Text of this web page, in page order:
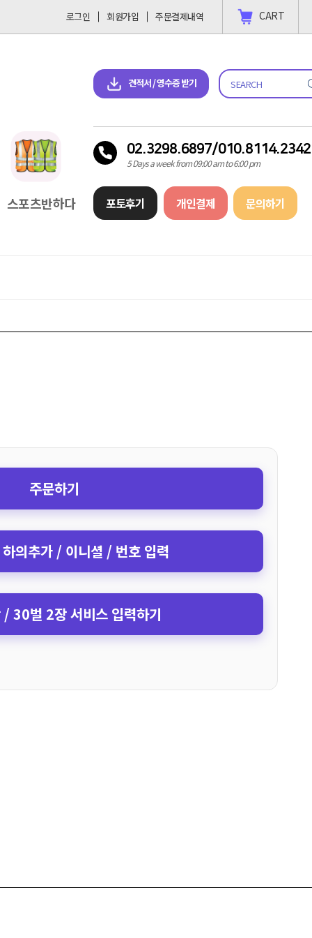
CART
로그인 회원가입 주문결제내역
견적서 / 영수증 받기
02.3298.6897/010.8114.2342
5 Days a week from 09:00 am to 6:00 pm
포토후기 개인결제 문의하기
하고싶을땐? 견적서 & 영수증 다운로드
스포츠반하다
주문하기
의추가 / 이니셜 / 번호 입력
30벌 2장 서비스 입력하기